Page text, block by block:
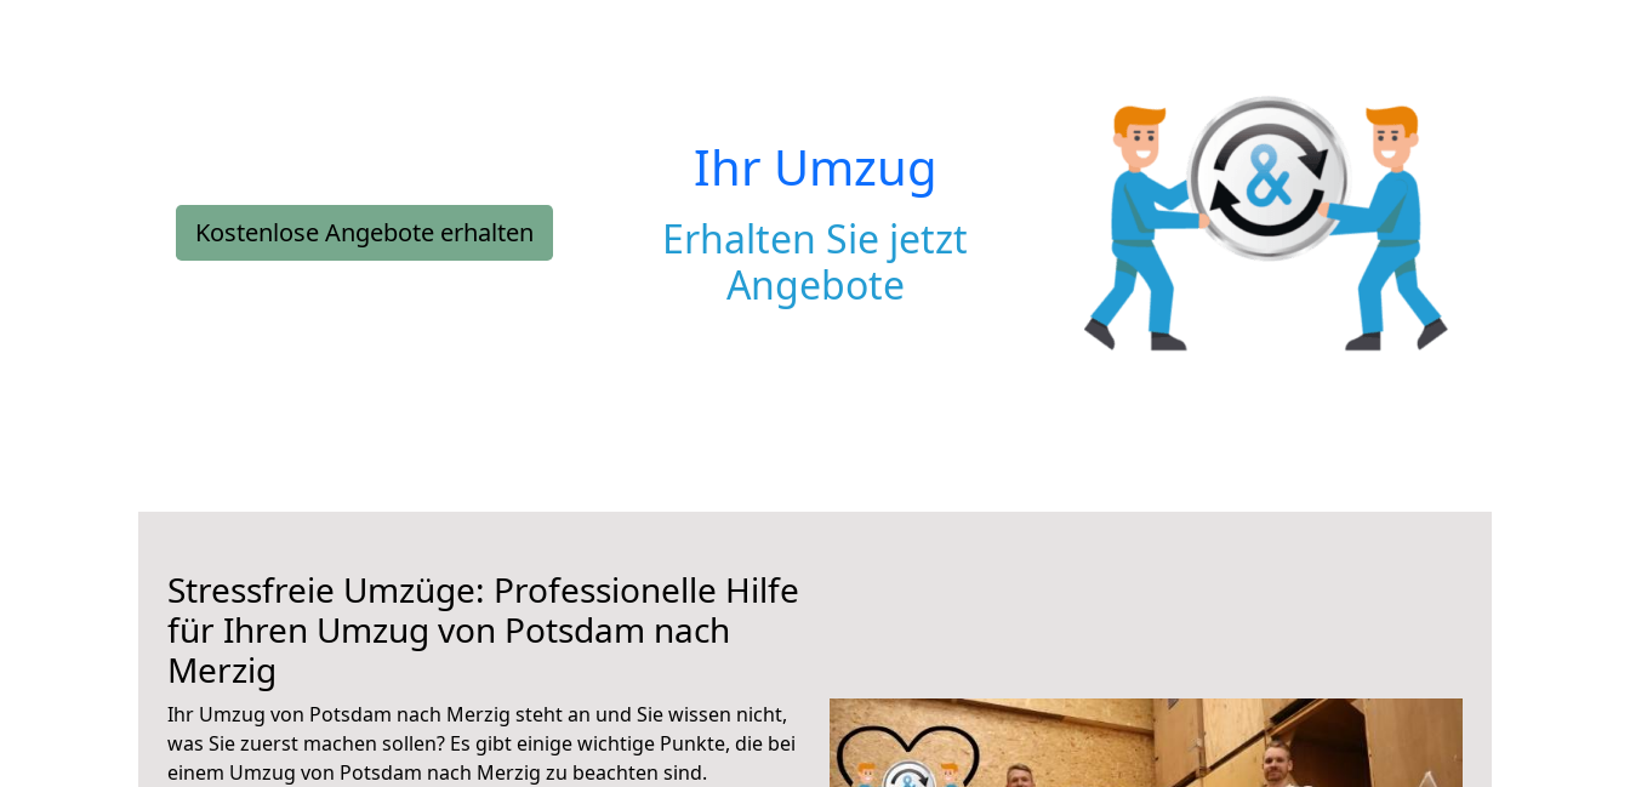
Kostenlose Angebote erhalten
Ihr Umzug
Erhalten Sie jetzt
Angebote
Stressfreie Umzüge: Professionelle Hilfe
für Ihren Umzug von Potsdam nach
Merzig
Ihr Umzug von Potsdam nach Merzig steht an und Sie wissen nicht,
was Sie zuerst machen sollen? Es gibt einige wichtige Punkte, die bei
einem Umzug von Potsdam nach Merzig zu beachten sind.